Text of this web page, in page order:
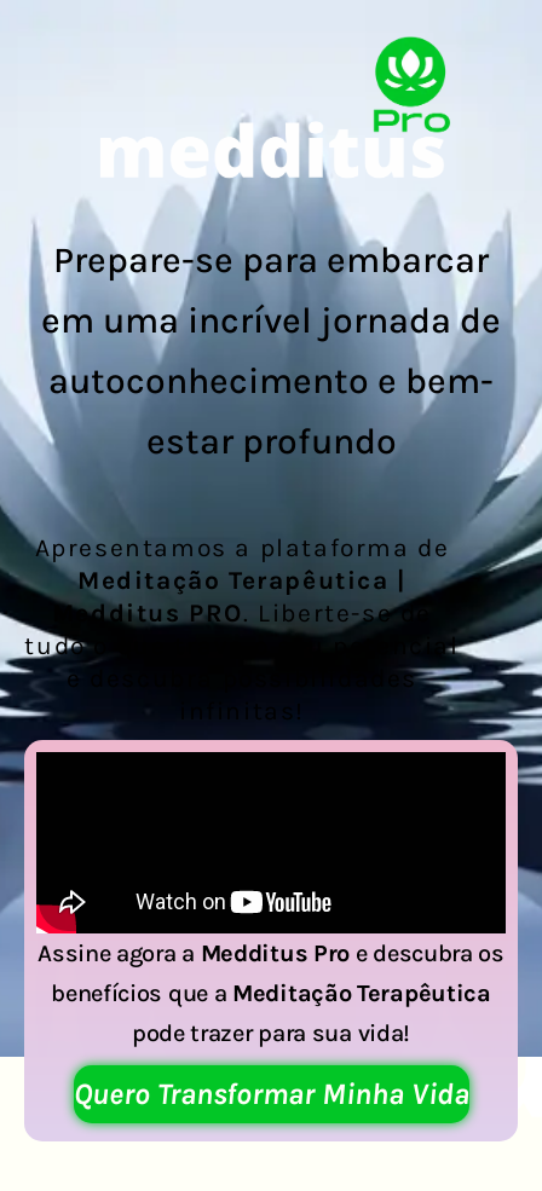
Prepare-se para embarcar
em uma incrível jornada de
autoconhecimento e bem-
estar profundo
Apresentamos a plataforma de
Meditação Terapêutica
Medditus PRO. Liberte-se de
tudo o que trava o seu potencial
e descubra possibilidades
infinitas!
Assine agora a Medditus Pro e descubra os
benefícios que a Meditação Terapêutica
pode trazer para sua vida!
Quero Transformar Minha Vida